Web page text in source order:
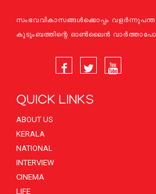
സംഭവവികാസങ്ങള്‍ക്കൊപ്പം
കുടുംബത്തിന്റെ ഓണ്‍ലൈന്‍
QUICK LINKS
ABOUT US
KERALA
NATIONAL
INTERVIEW
CINEMA
LIFE